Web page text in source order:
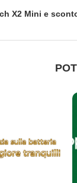
X2 Mini e